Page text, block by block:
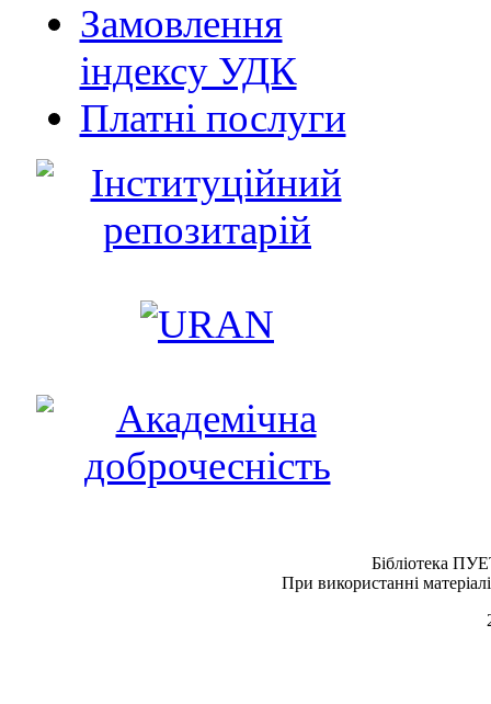
Замовлення
індексу УДК
Платні послуги
Бібліотека
При використанні